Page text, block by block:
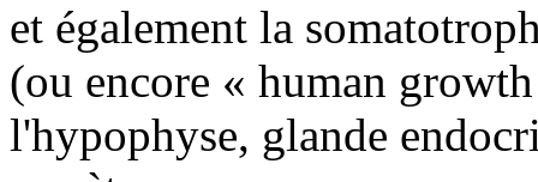
et également la
(ou encore « human
l'hypophyse, glande